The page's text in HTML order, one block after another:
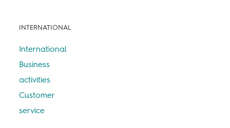
INTERNATIONAL
International
Business
activities
Customer
service